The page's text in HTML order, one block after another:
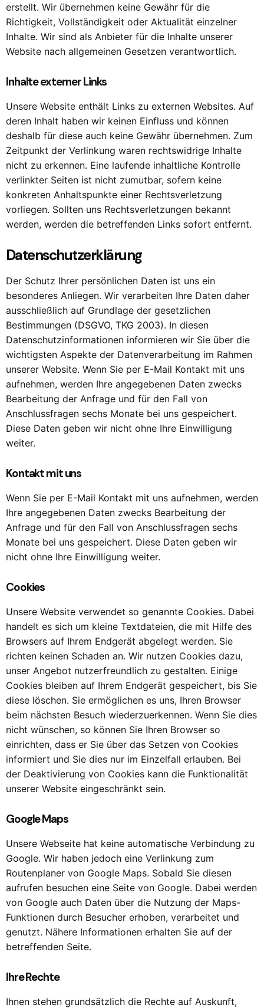
erstellt. Wir übernehmen keine Gewähr für die
Richtigkeit, Vollständigkeit oder Aktualität einzelner
Inhalte. Wir sind als Anbieter für die Inhalte unserer
Website nach allgemeinen Gesetzen verantwortlich.
Inhalte externer Links
Unsere Website enthält Links zu externen Websites. Auf
deren Inhalt haben wir keinen Einfluss und können
deshalb für diese auch keine Gewähr übernehmen. Zum
Zeitpunkt der Verlinkung waren rechtswidrige Inhalte
nicht zu erkennen. Eine laufende inhaltliche Kontrolle
verlinkter Seiten ist nicht zumutbar, sofern keine
konkreten Anhaltspunkte einer Rechtsverletzung
vorliegen. Sollten uns Rechtsverletzungen bekannt
werden, werden die betreffenden Links sofort entfernt.
Datenschutzerklärung
Der Schutz Ihrer persönlichen Daten ist uns ein
besonderes Anliegen. Wir verarbeiten Ihre Daten daher
ausschließlich auf Grundlage der gesetzlichen
Bestimmungen (DSGVO, TKG 2003). In diesen
Datenschutzinformationen informieren wir Sie über die
wichtigsten Aspekte der Datenverarbeitung im Rahmen
unserer Website. Wenn Sie per E-Mail Kontakt mit uns
aufnehmen, werden Ihre angegebenen Daten zwecks
Bearbeitung der Anfrage und für den Fall von
Anschlussfragen sechs Monate bei uns gespeichert.
Diese Daten geben wir nicht ohne Ihre Einwilligung
weiter.
Kontakt mit uns
Wenn Sie per E-Mail Kontakt mit uns aufnehmen, werden
Ihre angegebenen Daten zwecks Bearbeitung der
Anfrage und für den Fall von Anschlussfragen sechs
Monate bei uns gespeichert. Diese Daten geben wir
nicht ohne Ihre Einwilligung weiter.
Cookies
Unsere Website verwendet so genannte Cookies. Dabei
handelt es sich um kleine Textdateien, die mit Hilfe des
Browsers auf Ihrem Endgerät abgelegt werden. Sie
richten keinen Schaden an. Wir nutzen Cookies dazu,
unser Angebot nutzerfreundlich zu gestalten. Einige
Cookies bleiben auf Ihrem Endgerät gespeichert, bis Sie
diese löschen. Sie ermöglichen es uns, Ihren Browser
beim nächsten Besuch wiederzuerkennen. Wenn Sie dies
nicht wünschen, so können Sie Ihren Browser so
einrichten, dass er Sie über das Setzen von Cookies
informiert und Sie dies nur im Einzelfall erlauben. Bei
der Deaktivierung von Cookies kann die Funktionalität
unserer Website eingeschränkt sein.
Google Maps
Unsere Webseite hat keine automatische Verbindung zu
Google. Wir haben jedoch eine Verlinkung zum
Routenplaner von Google Maps. Sobald Sie diesen
aufrufen besuchen eine Seite von Google. Dabei werden
von Google auch Daten über die Nutzung der Maps-
Funktionen durch Besucher erhoben, verarbeitet und
genutzt. Nähere Informationen erhalten Sie auf der
betreffenden Seite.
Ihre Rechte
Ihnen stehen grundsätzlich die Rechte auf Auskunft,